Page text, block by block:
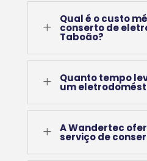
L
Qual é o custo
conserto de
Taboão?
L Quanto tempo
um
L A Wandertec
serviço de